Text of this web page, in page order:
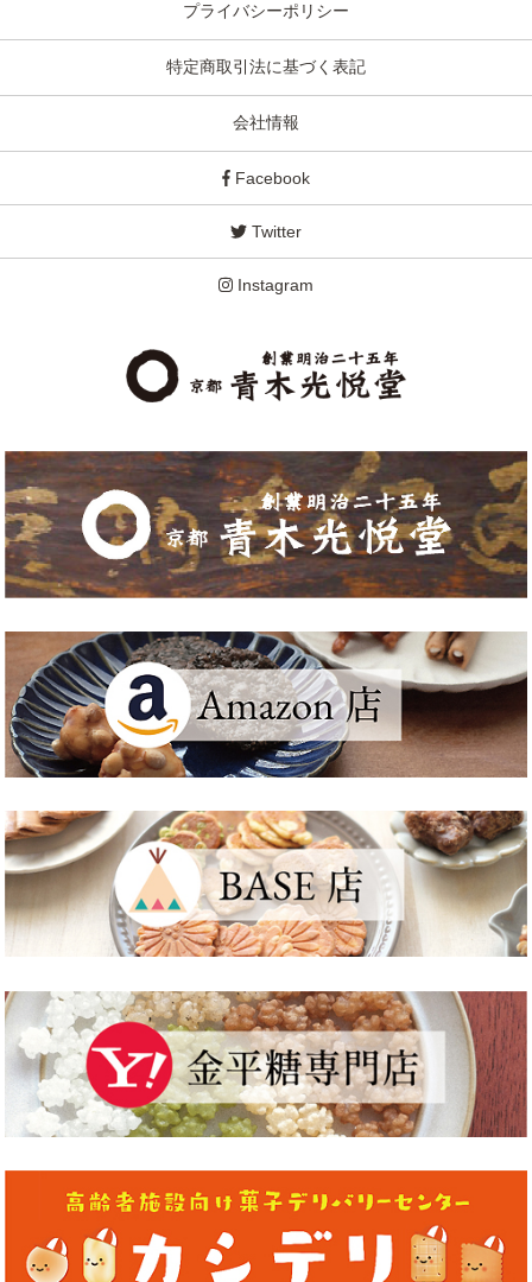
プライバシーポリシー
特定商取引法に基づく表記
会社情報
Facebook
Twitter
Instagram